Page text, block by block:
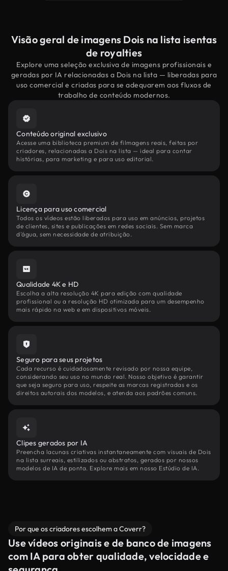
Visão geral de imagens Dois na lista isentas
de royalties
Explore uma seleção exclusiva de imagens profissionais e
geradas por IA relacionadas a Dois na lista — liberadas para
uso comercial e criadas para se adequarem aos fluxos de
trabalho de conteúdo modernos.
Conteúdo original exclusivo
Acesse uma biblioteca premium de filmagens reais, feitas por
criadores, relacionadas a Dois na lista — ideal para contar
histórias, para marketing e para uso editorial.
Licença para uso comercial
Todos os vídeos estão liberados para uso em anúncios, projetos
de clientes, sites e publicações em redes sociais. Sem marca
d'água, sem necessidade de atribuição.
Qualidade 4K e HD
Escolha a alta resolução 4K para edição com qualidade
profissional ou a resolução HD otimizada para um desempenho
mais rápido na web e em dispositivos móveis.
Seguro para seus projetos
Cada recurso é cuidadosamente revisado por nossa equipe,
considerando seu uso no mundo real. Nosso objetivo é garantir
que seja seguro para uso, respeite as marcas registradas e os
direitos autorais dos modelos, e atenda aos padrões comuns.
Clipes gerados por IA
Preencha lacunas criativas instantaneamente com visuais de Dois
na lista surreais, estilizados ou abstratos, gerados por nossos
modelos de IA de ponta. Explore mais em nosso Estúdio de IA.
Por que os criadores escolhem a Coverr?
Use vídeos originais e de banco de imagens
com IA para obter qualidade, velocidade e